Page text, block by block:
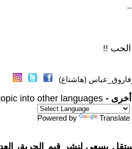
!!
(هاشتاغ)
أخرى - into other languages
Powered by Translate
يسعى لنشر قيم الحرية،